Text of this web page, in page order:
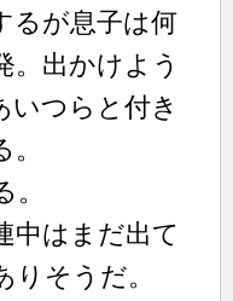
るが息子は何
。出かけよう
いつらと付き
中はまだ出て
そうだ。